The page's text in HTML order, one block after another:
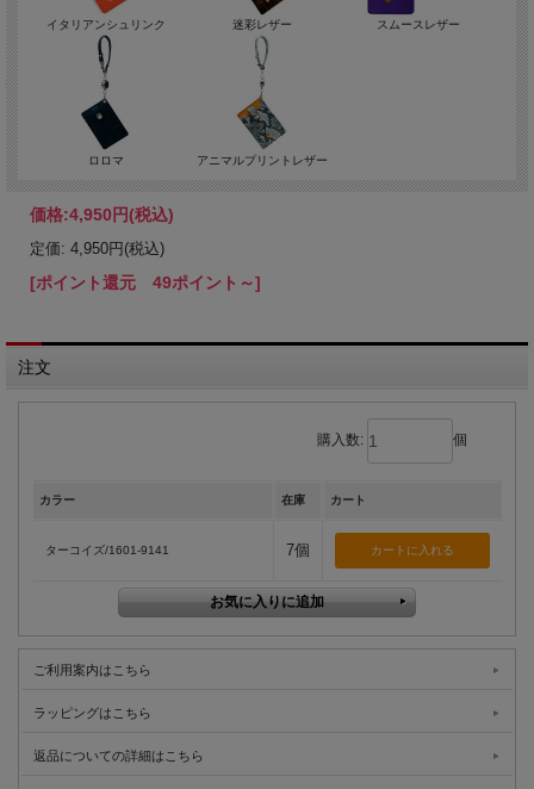
イタリアンシュリンク 迷彩レザー スムースレザー
ロロマ アニマルプリントレザー
価格:4,950円(税込)
定価: 4,950円(税込)
[ポイント還元 49ポイント～]
注文
購入数: 個
カラー 在庫 カート
ターコイズ/1601-9141 7個
ご利用案内はこちら
ラッピングはこちら
返品についての詳細はこちら